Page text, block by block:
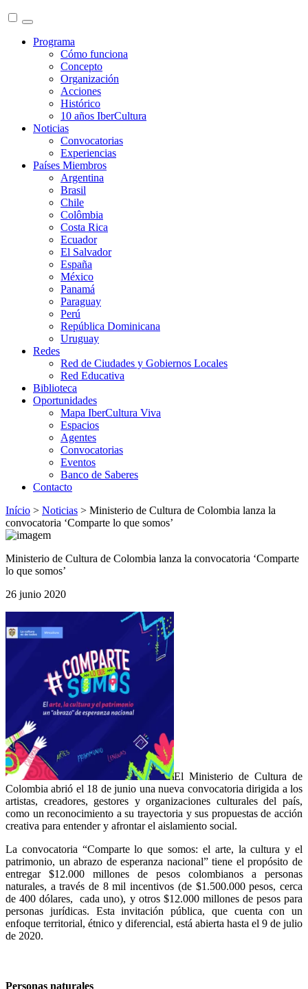
Programa
Cómo funciona
Concepto
Organización
Acciones
Histórico
10 años IberCultura
Noticias
Convocatorias
Experiencias
Países Miembros
Argentina
Brasil
Chile
Colômbia
Costa Rica
Ecuador
El Salvador
España
México
Panamá
Paraguay
Perú
República Dominicana
Uruguay
Redes
Red de Ciudades y Gobiernos Locales
Red Educativa
Biblioteca
Oportunidades
Mapa IberCultura Viva
Espacios
Agentes
Convocatorias
Eventos
Banco de Saberes
Contacto
Início > Noticias > Ministerio de Cultura de Colombia lanza la
convocatoria ‘Comparte lo que somos’
Ministerio de Cultura de Colombia lanza la convocatoria ‘Comparte
lo que somos’
26 junio 2020
El Ministerio de Cultura de
Colombia abrió el 18 de junio una nueva convocatoria dirigida a los
artistas, creadores, gestores y organizaciones culturales del país,
como un reconocimiento a su trayectoria y sus propuestas de acción
creativa para entender y afrontar el aislamiento social.
La convocatoria “Comparte lo que somos: el arte, la cultura y el
patrimonio, un abrazo de esperanza nacional” tiene el propósito de
entregar $12.000 millones de pesos colombianos a personas
naturales, a través de 8 mil incentivos (de $1.500.000 pesos, cerca
de 400 dólares, cada uno), y otros $12.000 millones de pesos para
personas jurídicas. Esta invitación pública, que cuenta con un
enfoque territorial, étnico y diferencial, está abierta hasta el 9 de julio
de 2020.
Personas naturales